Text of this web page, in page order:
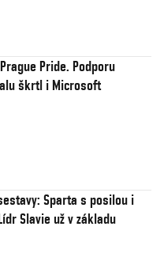
Pride. Podporu
škrtl i Microsoft
Sparta s posilou i
Slavie už v základu